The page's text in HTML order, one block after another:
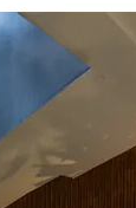
hàng nghìn tỷ
SN 1989
sàn thương mại